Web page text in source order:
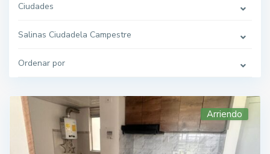
Ciudades
Salinas Ciudadela Campestre
Ordenar por
Arriendo